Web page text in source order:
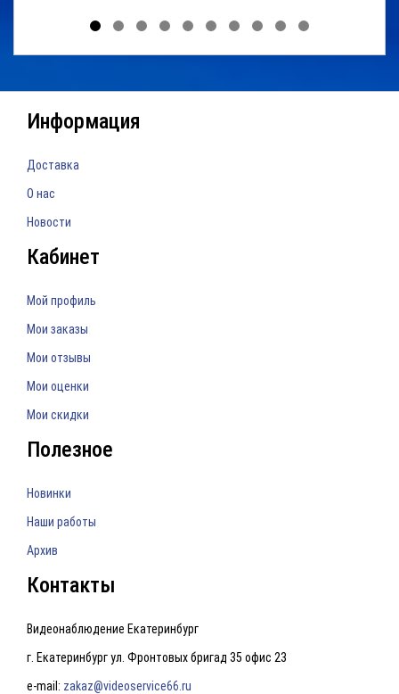
Информация
Доставка
О нас
Новости
Кабинет
Мой профиль
Мои заказы
Мои отзывы
Мои оценки
Мои скидки
Полезное
Новинки
Наши работы
Архив
Контакты
Видеонаблюдение Екатеринбург
г. Екатеринбург ул. Фронтовых бригад 35 офис 23
e-mail: zakaz@videoservice66.ru